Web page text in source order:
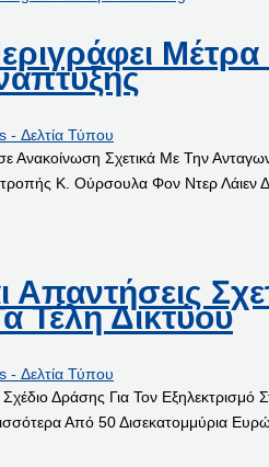
- Δελτία Τύπου
Σχετικά Με Την
Κ. Ούρσουλα Φον Ντερ
Απαντήσεις
Τέλη Δικτύου
- Δελτία Τύπου
Σχέδιο Δράσης Για Τον
Από 50 Δισεκατομμύρια